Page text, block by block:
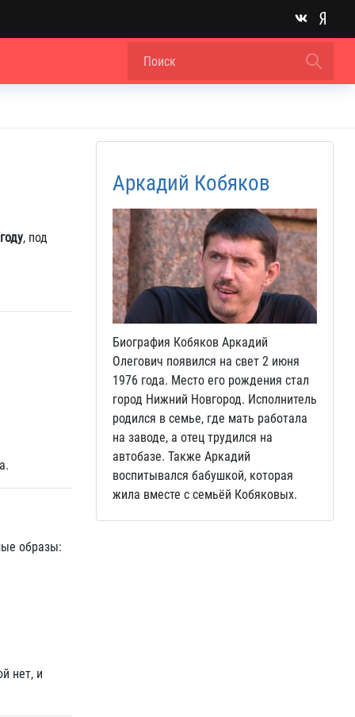
, под
образы:
нет, и
Аркадий Кобяков
Биография Кобяков Аркадий
Олегович появился на свет 2 июня
1976 года. Место его рождения стал
город Нижний Новгород. Исполнитель
родился в семье, где мать работала
на заводе, а отец трудился на
автобазе. Также Аркадий
воспитывался бабушкой, которая
жила вместе с семьёй Кобяковых.